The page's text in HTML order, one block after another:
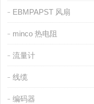
EBMPAPST 风扇
minco 热电阻
流量计
线缆
编码器